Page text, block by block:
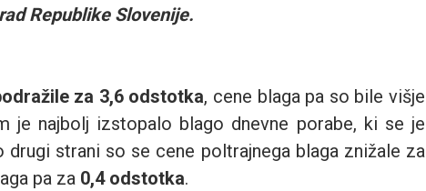
Republike Slovenije.
za 3,6 odstotka, cene blaga pa so bile višje
je najbolj izstopalo blago dnevne porabe, ki se je
drugi strani so se cene poltrajnega blaga znižale za
pa za 0,4 odstotka.